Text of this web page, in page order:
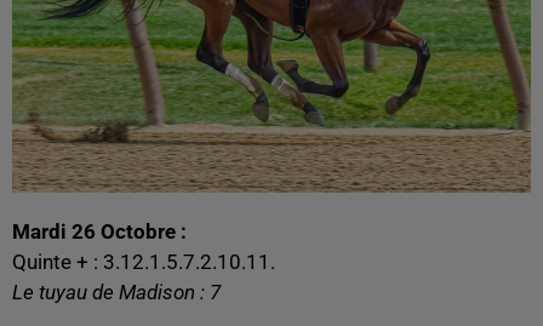
Mardi 26 Octobre :
Quinte + : 3.12.1.5.7.2.10.11.
Le tuyau de Madison : 7